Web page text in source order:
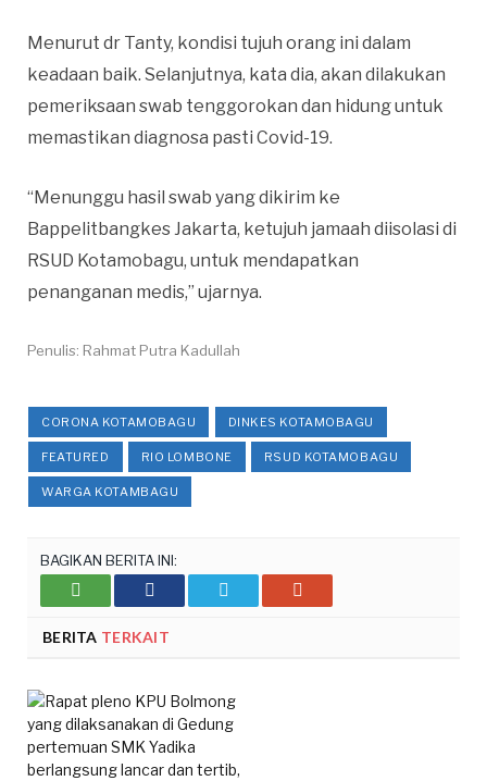
Menurut dr Tanty, kondisi tujuh orang ini dalam
keadaan baik. Selanjutnya, kata dia, akan dilakukan
pemeriksaan swab tenggorokan dan hidung untuk
memastikan diagnosa pasti Covid-19.
“Menunggu hasil swab yang dikirim ke
Bappelitbangkes Jakarta, ketujuh jamaah diisolasi di
RSUD Kotamobagu, untuk mendapatkan
penanganan medis,” ujarnya.
Penulis: Rahmat Putra Kadullah
CORONA KOTAMOBAGU DINKES KOTAMOBAGU
FEATURED RIO LOMBONE RSUD KOTAMOBAGU
WARGA KOTAMBAGU
BAGIKAN BERITA INI:
Whatsupp Facebook
BERITA TERKAIT